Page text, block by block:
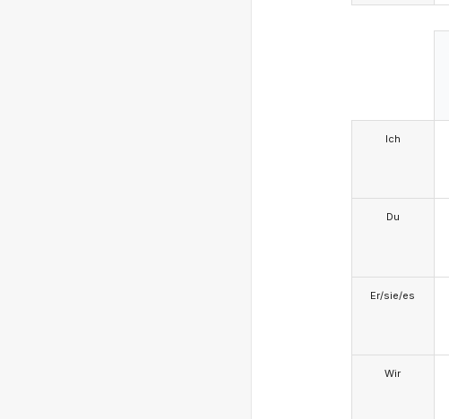
Ich
Du
Er/sie/es
Wir